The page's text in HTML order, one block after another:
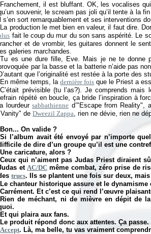
il est bluffant. OK, les vocalises
souvenir, le scream pas joli qu’il tente à la
s’en sort remarquablement et ses interventions
production le met bien en valeur, il faut dire.
fait le coup du mur du son sans aspérité. Le
et de vrombir, les guitares donnent le
les galeries marchandes.
es une dure fille, Eve. Mais je ne te donne
par la basse et la batterie n’aide pas
que l’originalité est restée à la porte des
même temps, ladernière fois que le Priest a
prévisible (tu l’as?). Je comprends mais
répété en boucle, ça bride l’inspiration à
la lourdeursabbathienne d’"Escape from Reality",
deDweezil Zappa, rien ne dévie, rien ne
On valide ?
l’album avait été envoyé par n’importe
de dire d’un groupe qu’il est une
caricature, alors ?
qui n’aiment pas Judas Priest diraient
etAC/DC même combat, zéro prise de
trucs. Ils se plantent une fois sur deux,
chanteur historique assure et le
Et c’est ce qui rend l’œuvre
de méchant, ni de mièvre en dépit de
qui plaira aux fans.
produit répond donc aux attentes. Ça
Accept. Là, ma belle, tu vas vraiment